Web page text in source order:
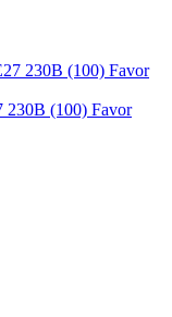
230В (100) Favor